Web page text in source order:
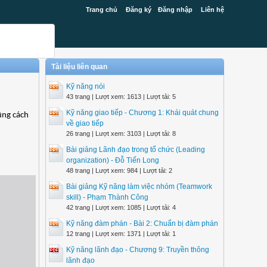
Trang chủ Đăng ký Đăng nhập Liên hệ
cách
Tài liệu liên quan
Kỹ năng nói
43 trang | Lượt xem: 1613 | Lượt tải: 5
Kỹ năng giao tiếp - Chương 1: Khái quát chung
về giao tiếp
26 trang | Lượt xem: 3103 | Lượt tải: 8
Bài giảng Lãnh đạo trong tổ chức (Leading
organization) - Đỗ Tiến Long
48 trang | Lượt xem: 984 | Lượt tải: 2
Bài giảng Kỹ năng làm việc nhóm (Teamwork
skill) - Phạm Thành Công
42 trang | Lượt xem: 1085 | Lượt tải: 4
Kỹ năng đàm phán - Bài 2: Chuẩn bị đàm phán
12 trang | Lượt xem: 1371 | Lượt tải: 1
Kỹ năng lãnh đạo - Chương 9: Truyền thông
lãnh đạo